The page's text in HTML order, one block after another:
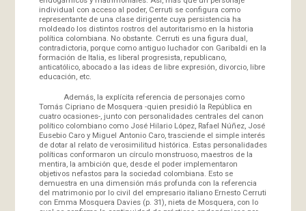
individual con acceso al poder, Cerruti se configura como
representante de una clase dirigente cuya persistencia ha
moldeado los distintos rostros del autoritarismo en la historia
política colombiana. No obstante. Cerruti es una figura dual,
contradictoria, porque como antiguo luchador con Garibaldi en la
formación de Italia, es liberal progresista, republicano,
anticatólico, abocado a las ideas de libre expresión, divorcio, libre
educación, etc.
Además, la explícita referencia de personajes como
Tomás Cipriano de Mosquera -quien presidió la República en
cuatro ocasiones-, junto con personalidades centrales del canon
político colombiano como José Hilario López, Rafael Núñez, José
Eusebio Caro y Miguel Antonio Caro, trasciende el simple interés
de dotar al relato de verosimilitud histórica. Estas personalidades
políticas conformaron un círculo monstruoso, maestros de la
mentira, la ambición que, desde el poder implementaron
objetivos nefastos para la sociedad colombiana. Esto se
demuestra en una dimensión más profunda con la referencia
del matrimonio por lo civil del empresario italiano Ernesto Cerruti
con Emma Mosquera Davies (p. 31), nieta de Mosquera, con lo